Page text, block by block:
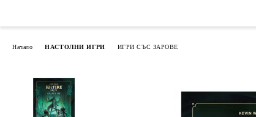
Начало НАСТОЛНИ ИГРИ ИГРИ СЪС ЗАРОВЕ